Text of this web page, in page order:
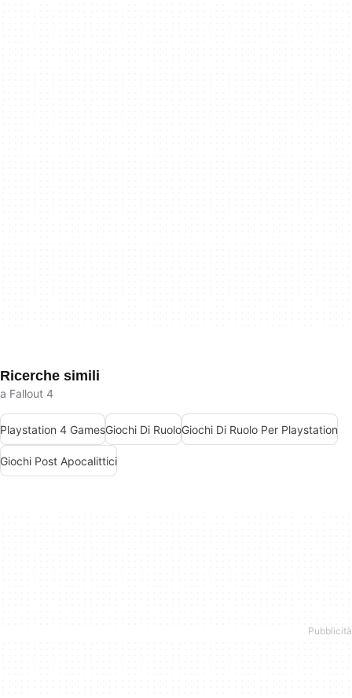
Ricerche simili
a Fallout 4
Playstation 4 GamesGiochi Di RuoloGiochi Di Ruolo Per Playstation
Giochi Post Apocalittici